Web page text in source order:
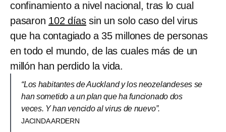
confinamiento a nivel nacional, tras lo cual
pasaron 102 días sin un solo caso del virus
que ha contagiado a 35 millones de personas
en todo el mundo, de las cuales más de un
millón han perdido la vida.
“Los habitantes de Auckland y los neozelandeses se
han sometido a un plan que ha funcionado dos
veces. Y han vencido al virus de nuevo”.
JACINDA ARDERN